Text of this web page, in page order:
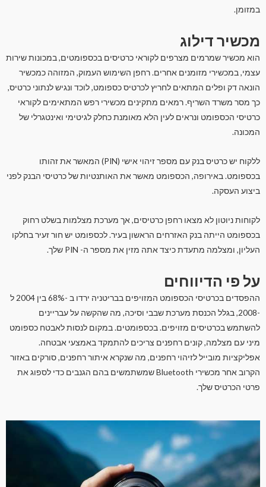
במזומן.
מכשיר דילוג
הוא מכשיר שמרמים מצרפים לקוראי כרטיסים בכספומטים, במכונות שירות
עצמי, במכשירי מזומנים אחרים. רחפן השימוש העמוק, המזוהה כמכשיר
הונאה דק ופלים המתאים לחריץ לכרטיס כספומט, לוכד ונגיש לנתוני כרטיס,
כך מסר משרד השריף. רמאים מתקינים מכשירי רפש המתאימים לקוראי
כרטיסי הכספומט ונראים לעין הלא מאומנת כחלק לגיטימי ואינטגרלי של
המכונה.
ללקוח יש כרטיס בנק עם מספר זיהוי אישי (PIN) המאשר את זהותו
בכספומט. באירופה, הכספומט מאשר את האותנטיות של כרטיסי הבנק לפני
ביצוע העסקה.
לקוחות ניוטון לא מצאו רחפן כרטיסים, אך מערכת מצלמות בשלט רחוק
בכספומט הייתה בנק האזרחים הראשון בעיר. לכספומט יש חור זעיר בחלקו
העליון, ומצלמה מתעדת כיצד אתה מזין את מספר ה- PIN שלך.
על פי הדיווחים
ההפסדים בכרטיסי הכספומט המזויפים בבריטניה ירדו ב -68% בין 2004 ל
-2008, בגלל הכנסת מערכת שבבי וסיכה, מה שהקשה על עבריינים
להשתמש בכרטיסים מזויפים. בכספומטים. במקום לנסות לאבטח כספומט
מיני עם מצלמה, קונים רחפנים צריכים להתמקד באמצעי אבטחה.
אפליקציות מובייל לזיהוי רחפנים, מה שנקרא איתור רחפנים, סורקים באזור
הקרוב אחר מכשירי Bluetooth שמשתמשים בהם הגנבים כדי לספוג את
פרטי הכרטיס שלך.